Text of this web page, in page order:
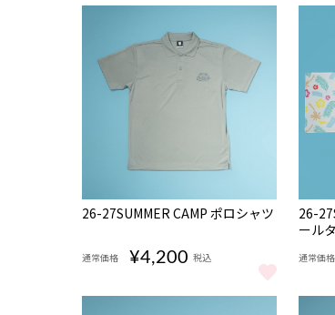
NEW
26-27SUMMER CAMP ポロシャツ
通常価格 ¥4,200 税込
26-27SUMMER CAMP ポロシャツ をもっと見
NEW
完売
26-
ール
通常価格
26-